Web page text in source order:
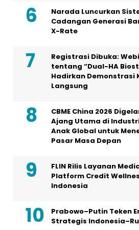
Narada Luncurkan
Cadangan Generasi
X-Rate
Registrasi Dibuka:
tentang “Dual-HA
Hadirkan Demonstrasi
Langsung
CBME China 2026
Ajang Utama di
Anak Global untuk
Pasar Masa Depan
FLIN Rilis Layanan
Platform Credit
Indonesia
Prabowo–Putin Teken
Strategis